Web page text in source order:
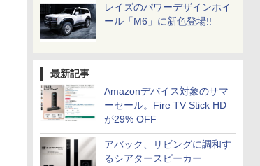
レイズのパワーデザインホイ
ール「M6」に新色登場!!
最新記事
Amazonデバイス対象のサマ
ーセール。Fire TV Stick HD
が29% OFF
アバック、リビングに調和す
るシアタースピーカー